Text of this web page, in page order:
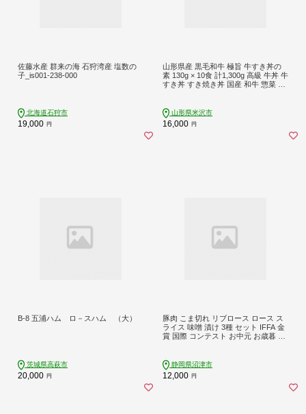
佐藤水産 群来の海 石狩湾産 塩数の
子_is001-238-000
北海道石狩市
19,000 円
山形県産 黒毛和牛 極旨 牛すき丼の
素 130g × 10食 計1,300g 高級 牛丼 牛
すき丼 すき焼き丼 国産 和牛 惣菜 お
山形県米沢市
16,000 円
B-8 五浦ハム ロ－スハム （大）
茨城県高萩市
20,000 円
豚肉 こま切れ リブロース ロース ス
ライス 味噌 漬け 3種 セット IFFA 金
賞 国際 コンテスト お中元 お歳暮 贈
静岡県沼津市
12,000 円